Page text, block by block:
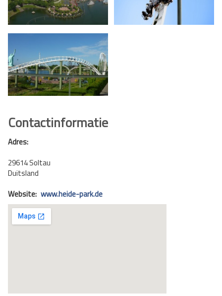
Contactinformatie
Adres:
29614 Soltau
Duitsland
Website: www.heide-park.de